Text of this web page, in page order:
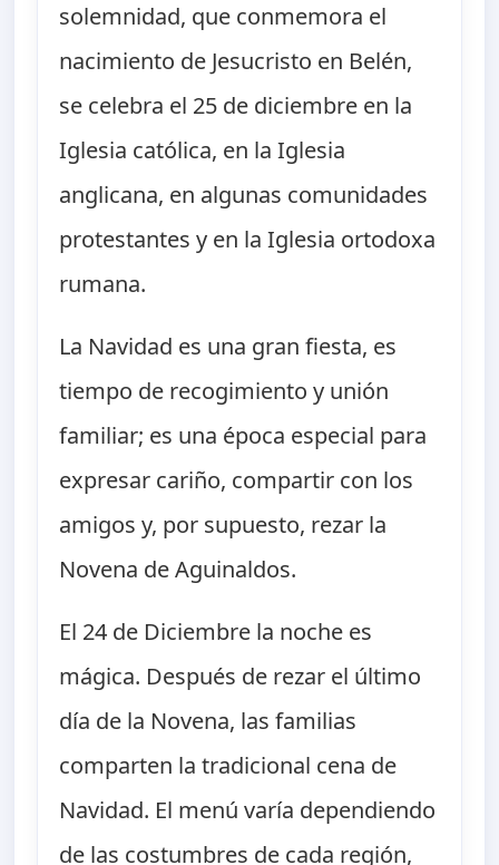
solemnidad, que conmemora el
nacimiento de Jesucristo en Belén,
se celebra el 25 de diciembre en la
Iglesia católica, en la Iglesia
anglicana, en algunas comunidades
protestantes y en la Iglesia ortodoxa
rumana.
La Navidad es una gran fiesta, es
tiempo de recogimiento y unión
familiar; es una época especial para
expresar cariño, compartir con los
amigos y, por supuesto, rezar la
Novena de Aguinaldos.
El 24 de Diciembre la noche es
mágica. Después de rezar el último
día de la Novena, las familias
comparten la tradicional cena de
Navidad. El menú varía dependiendo
de las costumbres de cada región,